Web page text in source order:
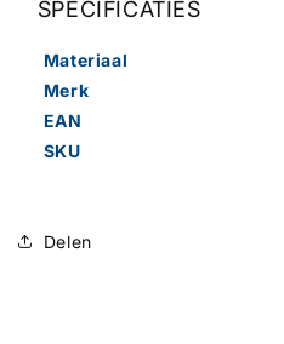
SPECIFICATIES
Materiaal
Merk
EAN
SKU
Delen